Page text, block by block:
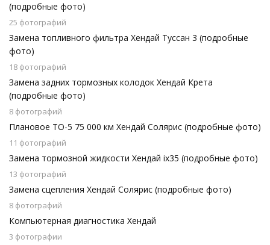
(подробные фото)
25 фотографий
Замена топливного фильтра Хендай Туссан 3 (подробные
фото)
18 фотографий
Замена задних тормозных колодок Хендай Крета
(подробные фото)
8 фотографий
Плановое ТО-5 75 000 км Хендай Солярис (подробные фото)
11 фотографий
Замена тормозной жидкости Хендай ix35 (подробные фото)
13 фотографий
Замена сцепления Хендай Солярис (подробные фото)
8 фотографий
Компьютерная диагностика Хендай
3 фотографии